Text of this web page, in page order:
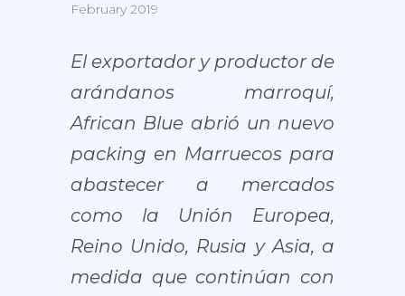
February 2019
El exportador y productor de
arándanos marroquí,
African Blue abrió un nuevo
packing en Marruecos para
abastecer a mercados
como la Unión Europea,
Reino Unido, Rusia y Asia, a
medida que continúan con